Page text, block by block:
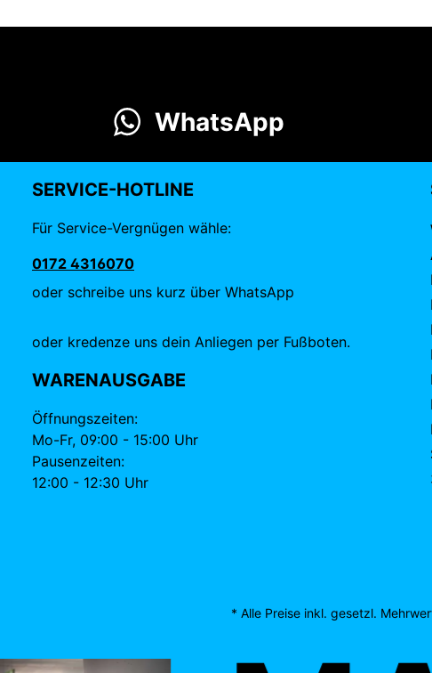
WhatsApp
SERVICE-HOTLINE
Für Service-Vergnügen wähle:
0172 4316070
oder schreibe uns kurz über WhatsApp
oder kredenze uns dein Anliegen per Fußboten.
WARENAUSGABE
Öffnungszeiten:
Mo-Fr, 09:00 - 15:00 Uhr
Pausenzeiten:
12:00 - 12:30 Uhr
* Alle Preise inkl. gesetzl.